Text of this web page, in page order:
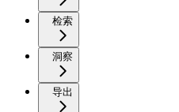
检索
洞察
导出